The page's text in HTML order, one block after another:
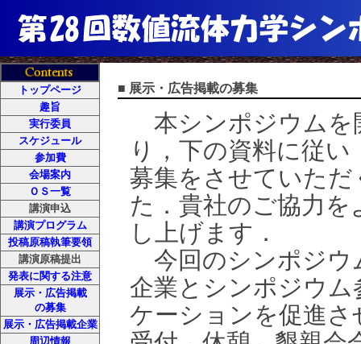
トップページ
趣旨
実行委員
スケジュール
参加費
会場案内
ＯＳ一覧
講演申込
講演プログラム
投稿原稿執筆要領
講演原稿提出
発表に関する注意
展示・広告掲載
の募集
展示・広告掲載企業
周辺情報
■ 展示・広告掲載の募集
本シンポジウムを
り，下の資料に従
募集をさせていた
た．貴社のご協力
し上げます．
今回のシンポジウ
企業とシンポジウ
ケーションを促進